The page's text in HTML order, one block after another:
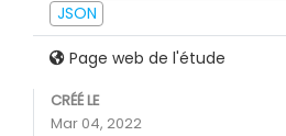
JSON
Page web de l'étude
CRÉÉ LE
Mar 04, 2022